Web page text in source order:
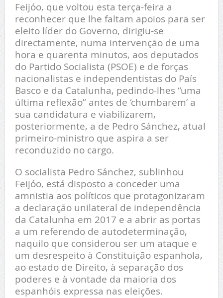
Feijóo, que voltou esta terça-feira a
reconhecer que lhe faltam apoios para ser
eleito líder do Governo, dirigiu-se
directamente, numa intervenção de uma
hora e quarenta minutos, aos deputados
do Partido Socialista (PSOE) e de forças
nacionalistas e independentistas do País
Basco e da Catalunha, pedindo-lhes “uma
última reflexão” antes de ‘chumbarem’ a
sua candidatura e viabilizarem,
posteriormente, a de Pedro Sánchez, atual
primeiro-ministro que aspira a ser
reconduzido no cargo.
O socialista Pedro Sánchez, sublinhou
Feijóo, está disposto a conceder uma
amnistia aos políticos que protagonizaram
a declaração unilateral de independência
da Catalunha em 2017 e a abrir as portas
a um referendo de autodeterminação,
naquilo que considerou ser um ataque e
um desrespeito à Constituição espanhola,
ao estado de Direito, à separação dos
poderes e à vontade da maioria dos
espanhóis expressa nas eleições.